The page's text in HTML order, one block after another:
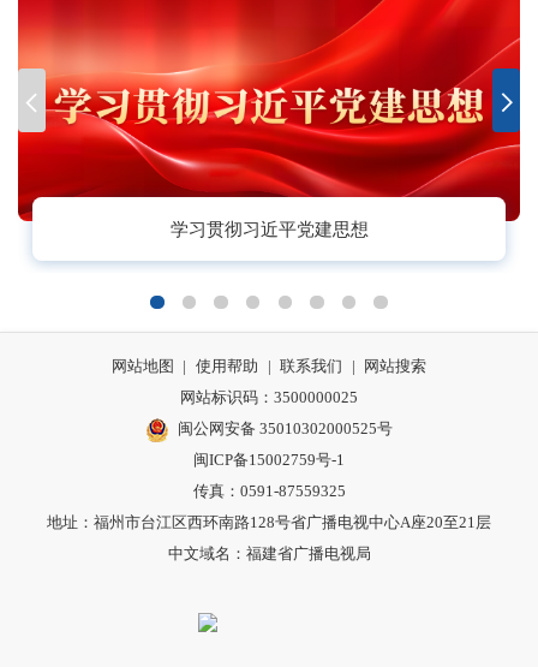
学习贯彻习近平党建思想
网站地图 | 使用帮助 | 联系我们 |
网站搜索
网站标识码：3500000025
闽公网安备 35010302000525号
闽ICP备15002759号-1
传真：0591-87559325
地址：福州市台江区西环南路128号省广播电视中心A座20至21层
中文域名：福建省广播电视局